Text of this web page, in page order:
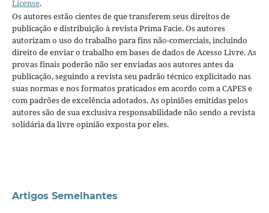
License.
Os autores estão cientes de que transferem seus direitos de
publicação e distribuição à revista Prima Facie. Os autores
autorizam o uso do trabalho para fins não-comerciais, incluindo
direito de enviar o trabalho em bases de dados de Acesso Livre. As
provas finais poderão não ser enviadas aos autores antes da
publicação, seguindo a revista seu padrão técnico explicitado nas
suas normas e nos formatos praticados em acordo com a CAPES e
com padrões de excelência adotados. As opiniões emitidas pelos
autores são de sua exclusiva responsabilidade não sendo a revista
solidária da livre opinião exposta por eles.
Artigos Semelhantes